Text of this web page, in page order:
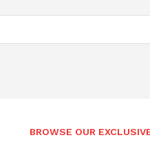
BROWSE OUR